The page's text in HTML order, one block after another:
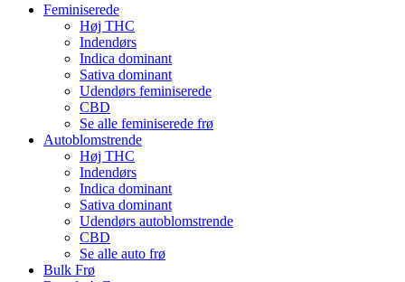
Feminiserede
Høj THC
Indendørs
Indica dominant
Sativa dominant
Udendørs feminiserede
CBD
Se alle feminiserede frø
Autoblomstrende
Høj THC
Indendørs
Indica dominant
Sativa dominant
Udendørs autoblomstrende
CBD
Se alle auto frø
Bulk Frø